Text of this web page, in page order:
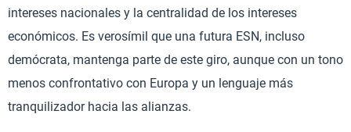
intereses nacionales y la centralidad de los intereses
económicos. Es verosímil que una futura ESN, incluso
demócrata, mantenga parte de este giro, aunque con un tono
menos confrontativo con Europa y un lenguaje más
tranquilizador hacia las alianzas.